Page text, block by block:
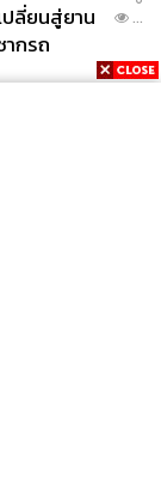
ปลี่ยนสู่ยาน
กรถ
...